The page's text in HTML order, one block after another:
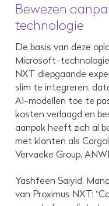
Bewezen
technologie
De basis van deze
Microsoft-
NXT diepgaande
slim te integreren,
AI-modellen toe te
kosten verlaagd en
aanpak heeft zich al
met klanten als
Vervaeke Group,
Yashfeen Saiyid,
van Proximus NXT: